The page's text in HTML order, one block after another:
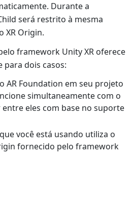
Durante a
será restrito à mesma
XR Origin.
framework Unity XR oferece
dois casos:
AR Foundation em seu projeto
simultaneamente com o
entre eles com base no suporte
você está usando utiliza o
fornecido pelo framework